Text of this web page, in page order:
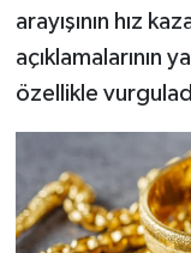
arayışının hız
açıklamalarının
özellikle